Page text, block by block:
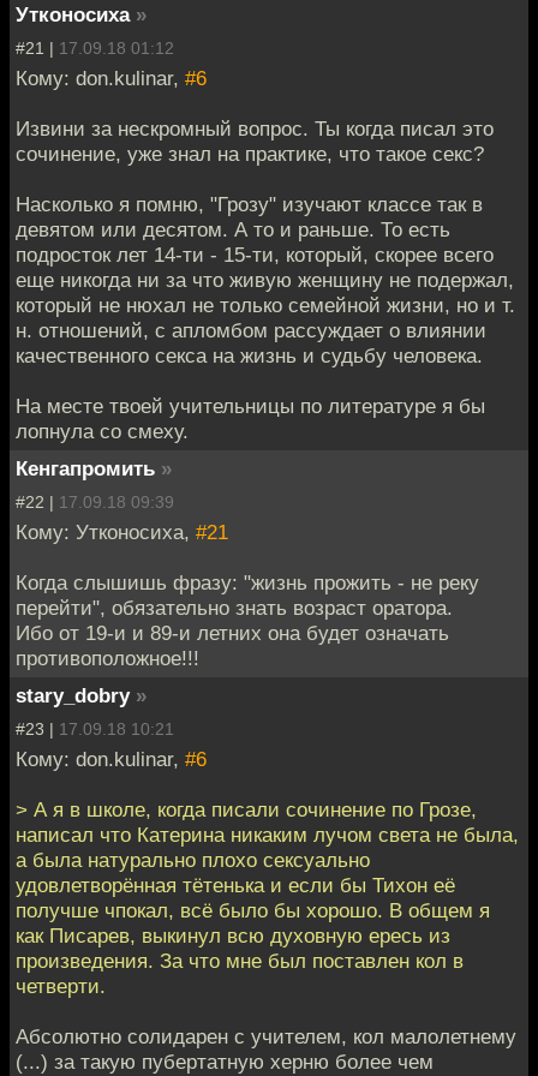
Утконосиха »
#21 | 17.09.18 01:12
Кому: don.kulinar, #6
Извини за нескромный вопрос. Ты когда писал это
сочинение, уже знал на практике, что такое секс?
Насколько я помню, "Грозу" изучают классе так в
девятом или десятом. А то и раньше. То есть
подросток лет 14-ти - 15-ти, который, скорее всего
еще никогда ни за что живую женщину не подержал,
который не нюхал не только семейной жизни, но и т.
н. отношений, с апломбом рассуждает о влиянии
качественного секса на жизнь и судьбу человека.
На месте твоей учительницы по литературе я бы
лопнула со смеху.
Кенгапромить »
#22 | 17.09.18 09:39
Кому: Утконосиха, #21
Когда слышишь фразу: "жизнь прожить - не реку
перейти", обязательно знать возраст оратора.
Ибо от 19-и и 89-и летних она будет означать
противоположное!!!
stary_dobry »
#23 | 17.09.18 10:21
Кому: don.kulinar, #6
> А я в школе, когда писали сочинение по Грозе,
написал что Катерина никаким лучом света не была,
а была натурально плохо сексуально
удовлетворённая тётенька и если бы Тихон её
получше чпокал, всё было бы хорошо. В общем я
как Писарев, выкинул всю духовную ересь из
произведения. За что мне был поставлен кол в
четверти.
Абсолютно солидарен с учителем, кол малолетнему
(...) за такую пубертатную херню более чем